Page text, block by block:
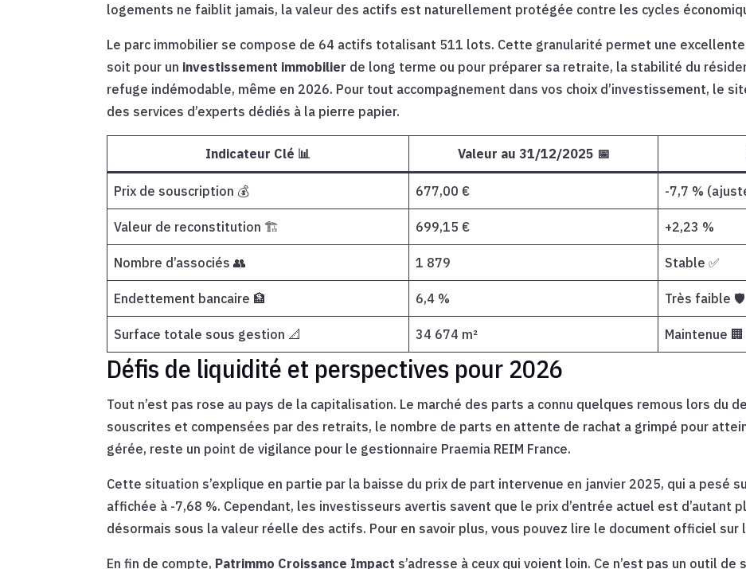
logements ne faiblit jamais, la valeur des actifs est naturellement protégée contre les cycles
Le parc immobilier se compose de 64 actifs totalisant 511 lots. Cette granularité permet une
soit pour un investissement immobilier de long terme ou pour préparer sa retraite, la stabilité du
refuge indémodable, même en 2026. Pour tout accompagnement dans vos choix d’investissement, le
des services d’experts dédiés à la pierre papier.
Indicateur Clé 📊 Valeur au 31/12/2025 📅
Prix de souscription 💰 677,00 € -7,7 %
Valeur de reconstitution 🏗️ 699,15 € +2,23 %
Nombre d’associés 👥 1 879 Stable ✅
Endettement bancaire 🏦 6,4 % Très faible 🛡️
Surface totale sous gestion 📐 34 674 m² Maintenue 🏢
Défis de liquidité et perspectives pour 2026
Tout n’est pas rose au pays de la capitalisation. Le marché des parts a connu quelques remous lors du
souscrites et compensées par des retraits, le nombre de parts en attente de rachat a grimpé pour
gérée, reste un point de vigilance pour le gestionnaire Praemia REIM France.
Cette situation s’explique en partie par la baisse du prix de part intervenue en janvier 2025, qui a pesé
affichée à -7,68 %. Cependant, les investisseurs avertis savent que le prix d’entrée actuel est d’autant
désormais sous la valeur réelle des actifs. Pour en savoir plus, vous pouvez lire le document officiel sur
En fin de compte, Patrimmo Croissance Impact s’adresse à ceux qui voient loin. Ce n’est pas un outil